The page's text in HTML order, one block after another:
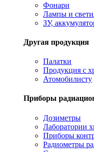
Фонари
Лампы и
ЗУ,
Другая продукция
Палатки
Продукция с
Атомобилисту
Приборы
Дозиметры
Лаборатории
Приборы
Радиометры